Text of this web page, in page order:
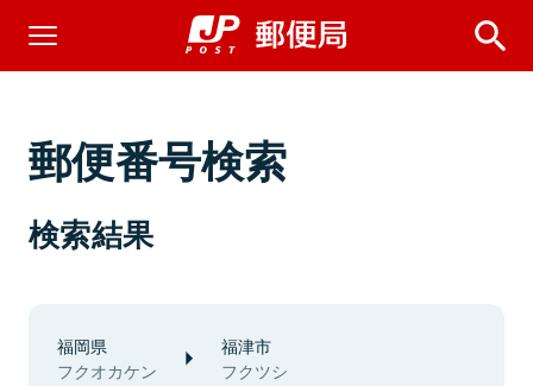
郵便番号検索
検索結果
福岡県
フクオカケン
福津市
フクツシ